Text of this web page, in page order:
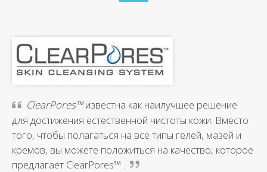
ClearPores™известна как наилучшее решение
для достижения естественной чистоты кожи. Вместо
того, чтобы полагаться на все типы гелей, мазей и
кремов, вы можете положиться на качество, которое
предлагает ClearPores™ .